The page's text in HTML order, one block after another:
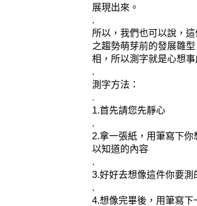
展現出來。
.
所以，我們也可以說，
之趨勢萌芽前的發展雛
相，所以測字就是心想
.
測字方法：
.
1.首先請您先靜心
.
2.拿一張紙，用筆寫下
以知道的內容
.
3.好好去想像這件你要
.
4.想像完畢後，用筆寫